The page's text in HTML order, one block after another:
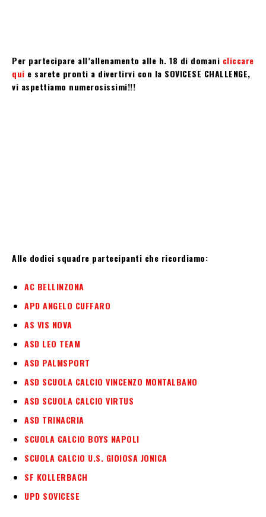
Per partecipare all’allenamento alle h. 18 di domani cliccare
qui e sarete pronti a divertirvi con la SOVICESE CHALLENGE,
vi aspettiamo numerosissimi!!!
Alle dodici squadre partecipanti che ricordiamo:
AC BELLINZONA
APD ANGELO CUFFARO
AS VIS NOVA
ASD LEO TEAM
ASD PALMSPORT
ASD SCUOLA CALCIO VINCENZO MONTALBANO
ASD SCUOLA CALCIO VIRTUS
ASD TRINACRIA
SCUOLA CALCIO BOYS NAPOLI
SCUOLA CALCIO U.S. GIOIOSA JONICA
SF KOLLERBACH
UPD SOVICESE